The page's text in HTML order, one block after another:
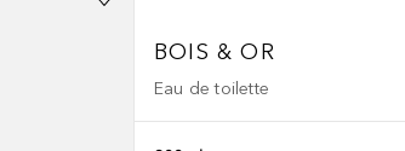
BOIS & OR
Eau de toilette